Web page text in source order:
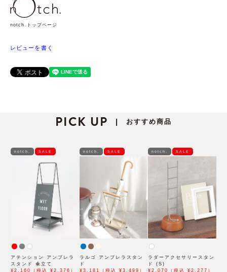
notch.トップページ
レビューを書く
PICK UP | おすすめ商品
notch. SALE
アテンション アンブレラ
スタンド 傘立て
¥2,160（税込 ¥2,376）
notch. SALE
ラルゴ アンブレラスタン
ド
¥3,181（税込 ¥3,499）
notch. SALE
ラダーアクセサリースタン
ド (S)
¥2,070（税込 ¥2,277）